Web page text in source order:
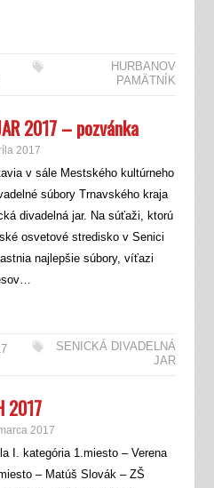
HURBANOV
PAMÄTNÍK
2017 – pozvánka
2017
v sále Mestského kultúrneho
súbory Trnavského kraja
divadelná jar. Na súťaži, ktorú
osvetové stredisko v Senici
najlepšie súbory, víťazi
SENICKÁ DIVADELNÁ
JAR
2017
2017
I. kategória 1.miesto – Verena
– Matúš Slovák – ZŠ